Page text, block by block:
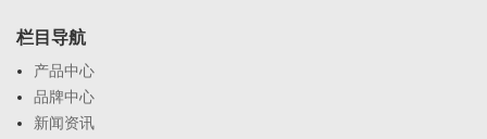
栏目导航
产品中心
品牌中心
新闻资讯